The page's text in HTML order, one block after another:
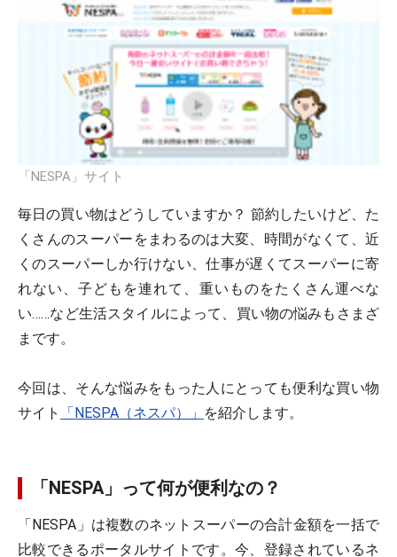
「NESPA」サイト
毎日の買い物はどうしていますか？ 節約したいけど、た
くさんのスーパーをまわるのは大変、時間がなくて、近
くのスーパーしか行けない、仕事が遅くてスーパーに寄
れない、子どもを連れて、重いものをたくさん運べな
い……など生活スタイルによって、買い物の悩みもさまざ
まです。
今回は、そんな悩みをもった人にとっても便利な買い物
サイト
「NESPA（ネスパ）」 を紹介します。
「NESPA」って何が便利なの？
「NESPA」は複数のネットスーパーの合計金額を一括で
比較できるポータルサイトです。今、登録されているネ